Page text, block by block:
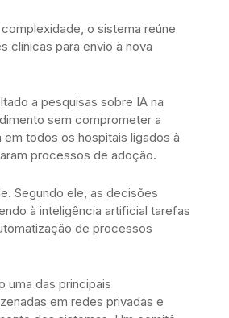
o sistema reúne
clínicas para envio à nova
a pesquisas sobre IA na
sem comprometer a
todos os hospitais ligados à
processos de adoção.
Segundo ele, as decisões
à inteligência artificial tarefas
de processos
uma das principais
em redes privadas e